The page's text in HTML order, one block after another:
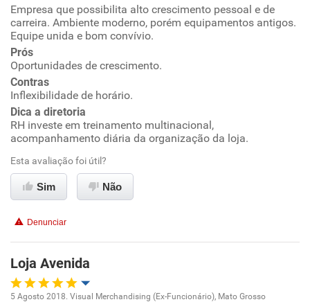
Oportunidade de promoção
Ambiente de trabalho
Conciliação com a vida familiar
Benefícios
Empresa que possibilita alto crescimento pessoal e de
carreira. Ambiente moderno, porém equipamentos antigos.
Equipe unida e bom convívio.
Prós
Oportunidades de crescimento.
Contras
Inflexibilidade de horário.
Dica a diretoria
RH investe em treinamento multinacional,
acompanhamento diária da organização da loja.
Esta avaliação foi útil?
Sim Não
Denunciar
Loja Avenida
5 Agosto 2018. Visual Merchandising (Ex-Funcionário), Mato Grosso